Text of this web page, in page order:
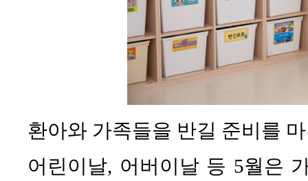
환아와 가족들을 반길 준비를
어린이날, 어버이날 등 5월은